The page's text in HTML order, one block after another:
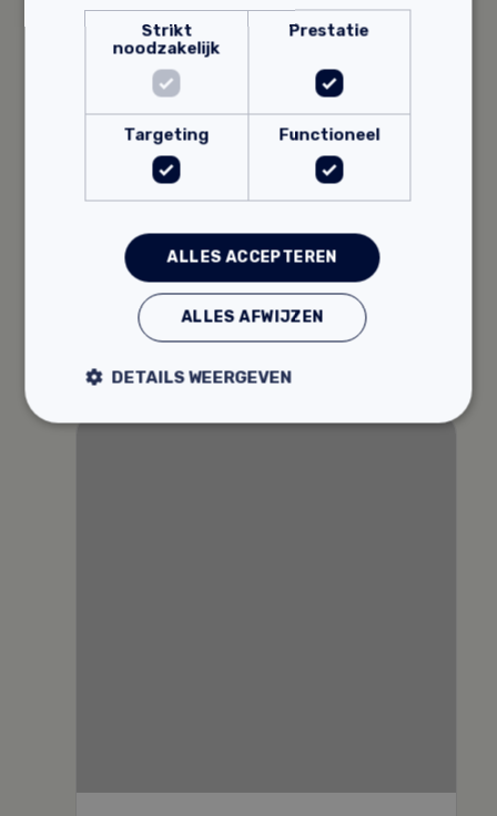
Ecotec Kruidengronderingsolie
Insecten- en schimmelwerend
100% natuurlijk
Aangename geur
Strikt
noodzakelijk
Prestatie
Targeting Functioneel
ALLES ACCEPTEREN
ALLES AFWIJZEN
DETAILS WEERGEVEN